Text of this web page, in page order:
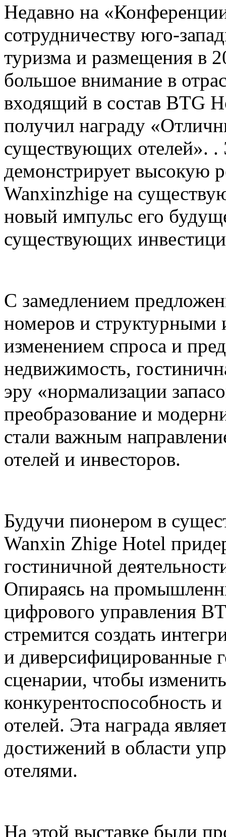
Недавно на
сотрудничеству юго-
туризма и размещения в
большое внимание в
входящий в состав BTG
получил награду
существующих отелей». .
демонстрирует высокую
Wanxinzhige на
новый импульс его
существующих
С замедлением
номеров и
изменением спроса и
недвижимость,
эру «нормализации
преобразование и
стали важным
отелей и инвесторов.
Будучи пионером в
Wanxin Zhige Hotel
гостиничной
Опираясь на
цифрового управления
стремится создать
и диверсифицированные
сценарии, чтобы
конкурентоспособность
отелей. Эта награда
достижений в области
отелями.
На этой выставке были